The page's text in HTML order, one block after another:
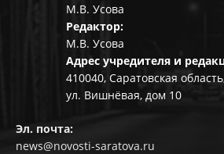
М.В. Усова
Редактор:
М.В. Усова
Адрес учредителя и
410040, Саратовская
ул. Вишнёвая, дом 10
Эл. почта:
news@novosti-saratova.ru